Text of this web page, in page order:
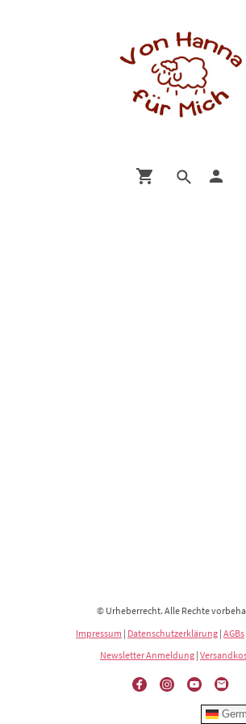
© Urheberrecht. Alle Rechte
Impressum | Datenschutzerklärung | AGBs
Newsletter Anmeldung |